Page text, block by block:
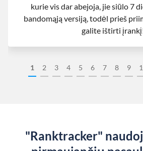
1 2 3 4 5 6 7 8 9
kurie vis dar abejoja, jie siūlo 7
bandomąją versiją, todėl prieš
galite ištirti
"Ranktracker"